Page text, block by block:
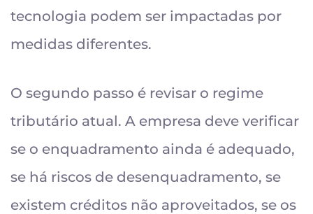
tecnologia podem ser impactadas por
medidas diferentes.
O segundo passo é revisar o regime
tributário atual. A empresa deve verificar
se o enquadramento ainda é adequado,
se há riscos de desenquadramento, se
existem créditos não aproveitados, se os